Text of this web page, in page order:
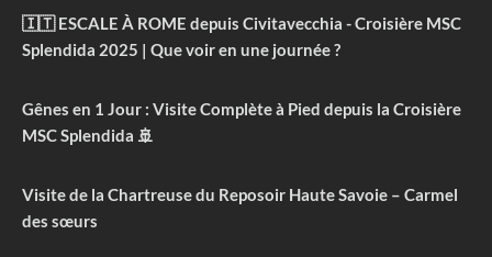
🇮🇹 ESCALE À ROME depuis Civitavecchia - Croisière MSC
Splendida 2025 | Que voir en une journée ?
Gênes en 1 Jour : Visite Complète à Pied depuis la Croisière
MSC Splendida 🚢
Visite de la Chartreuse du Reposoir Haute Savoie – Carmel
des sœurs